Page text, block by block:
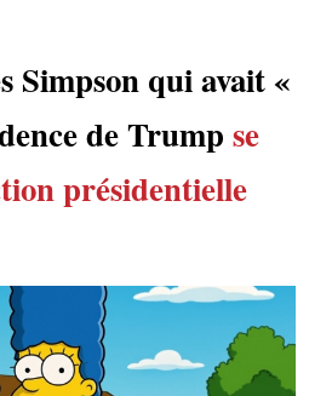
Simpson qui avait «
de Trump se
présidentielle